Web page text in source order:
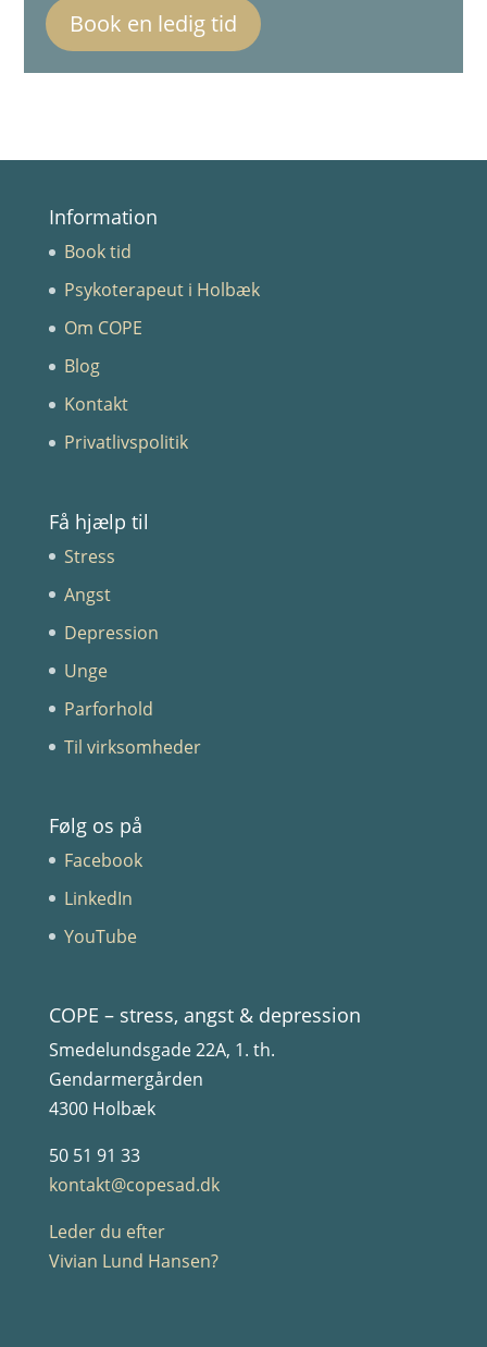
Book en ledig tid
Information
Book tid
Psykoterapeut i Holbæk
Om COPE
Blog
Kontakt
Privatlivspolitik
Få hjælp til
Stress
Angst
Depression
Unge
Parforhold
Til virksomheder
Følg os på
Facebook
LinkedIn
YouTube
COPE – stress, angst & depression
Smedelundsgade 22A, 1. th.
Gendarmergården
4300 Holbæk
50 51 91 33
kontakt@copesad.dk
Leder du efter
Vivian Lund Hansen?